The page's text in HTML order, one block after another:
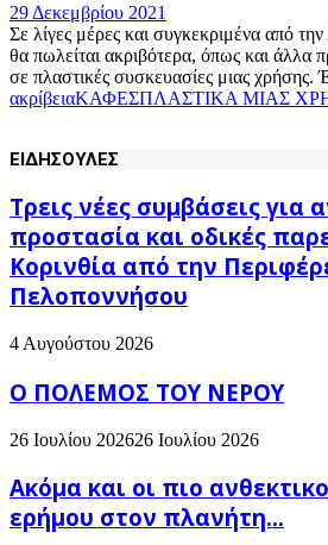
29 Δεκεμβρίου 2021
Σε λίγες μέρες και συγκεκριμένα από
θα πωλείται ακριβότερα, όπως και άλλα
σε πλαστικές συσκευασίες μιας χρήσης.
ακρίβειαΚΑΦΕΣΠΛΑΣΤΙΚΑ ΜΙΑΣ
ΕΙΔΗΣΟΥΛΕΣ
Τρεις νέες συμβάσεις για
προστασία και οδικές
Κορινθία από την
Πελοποννήσου
4 Αυγούστου 2026
Ο ΠΟΛΕΜΟΣ ΤΟΥ ΝΕΡΟΥ
26 Ιουλίου 202626 Ιουλίου 2026
Ακόμα και οι πιο
ερήμου στον πλανήτη...